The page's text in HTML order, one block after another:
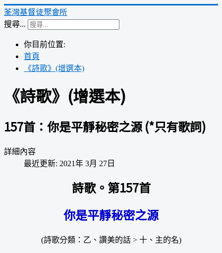
荃灣基督徒聚會所
搜尋...
你目前位置:
首頁
《詩歌》(增選本)
《詩歌》(增選本)
157首：你是平靜秘密之源 (*只有歌詞)
詳細內容
最近更新: 2021年 3月 27日
詩歌。第157首
你是平靜秘密之源
(詩歌分類：乙、讚美的話 > 十、主的名)